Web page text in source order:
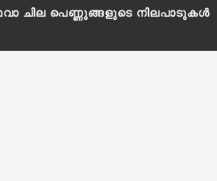
ചില പെണ്ണുങ്ങളുടെ നിലപാടുകൾ